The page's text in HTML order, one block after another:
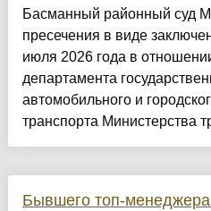
Басманный районный суд
пресечения в виде
июля 2026 года в
департамента
автомобильного и
транспорта Министерства
Бывшего топ-